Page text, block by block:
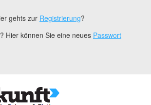
gehts zur Registrierung?
Hier können Sie eine neues Passwort